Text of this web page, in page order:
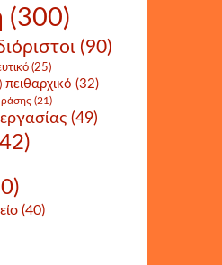
(300)
(90)
(25)
πειθαρχικό (32)
(21)
(49)
(40)